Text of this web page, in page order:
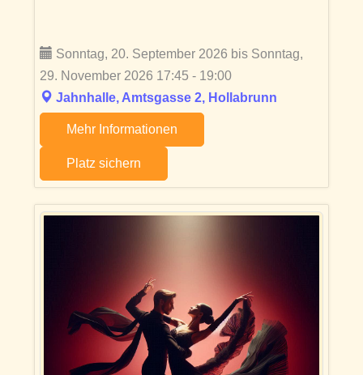
Sonntag, 20. September 2026 bis Sonntag,
29. November 2026 17:45 - 19:00
Jahnhalle, Amtsgasse 2, Hollabrunn
Mehr Informationen
Platz sichern